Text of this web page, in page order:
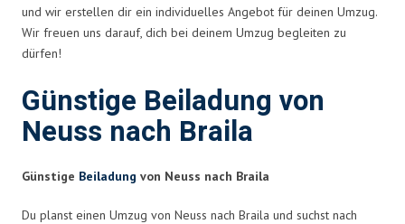
und wir erstellen dir ein individuelles Angebot für deinen Umzug.
Wir freuen uns darauf, dich bei deinem Umzug begleiten zu
dürfen!
Günstige Beiladung von
Neuss nach Braila
Günstige Beiladung von Neuss nach Braila
Du planst einen Umzug von Neuss nach Braila und suchst nach